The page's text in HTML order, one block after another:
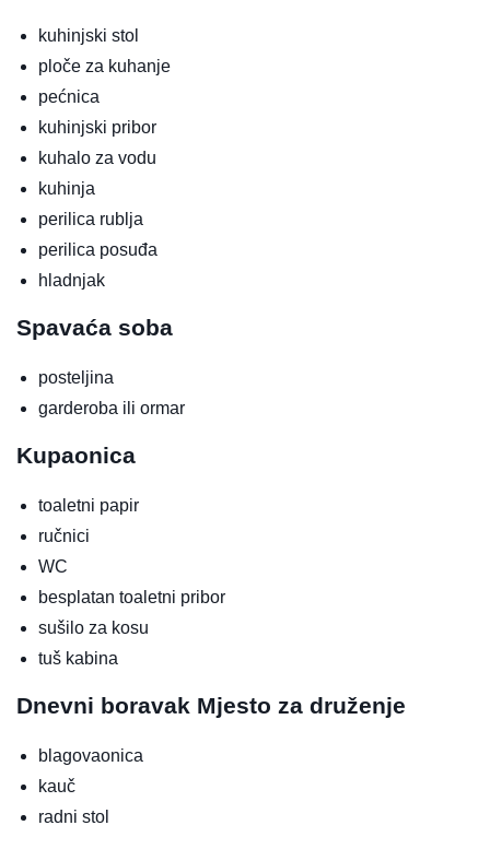
kuhinjski stol
ploče za kuhanje
pećnica
kuhinjski pribor
kuhalo za vodu
kuhinja
perilica rublja
perilica posuđa
hladnjak
Spavaća soba
posteljina
garderoba ili ormar
Kupaonica
toaletni papir
ručnici
WC
besplatan toaletni pribor
sušilo za kosu
tuš kabina
Dnevni boravak Mjesto za druženje
blagovaonica
kauč
radni stol